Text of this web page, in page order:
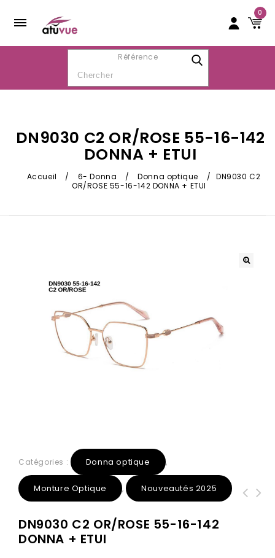
0
Référence
DN9030 C2 OR/ROSE 55-16-142
DONNA + ETUI
Accueil / 6- Donna / Donna optique / DN9030 C2
OR/ROSE 55-16-142 DONNA + ETUI
Catégories : Donna optique ,
Monture Optique , Nouveautés 2025
DN9030 C2 OR/ROSE 55-16-142
DONNA + ETUI